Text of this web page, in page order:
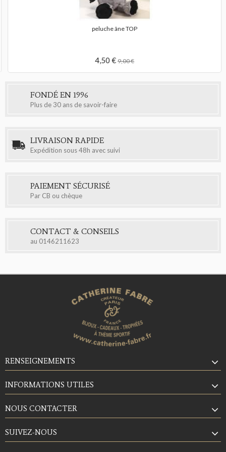
peluche âne TOP
4,50 € 9,00 €
FONDÉ EN 1996
Plus de 30 ans de savoir-faire
LIVRAISON RAPIDE
Expédition sous 48h avec suivi
PAIEMENT SÉCURISÉ
Par CB ou chèque
CONTACT & CONSEILS
au 0146211623
RENSEIGNEMENTS
INFORMATIONS UTILES
NOUS CONTACTER
SUIVEZ-NOUS